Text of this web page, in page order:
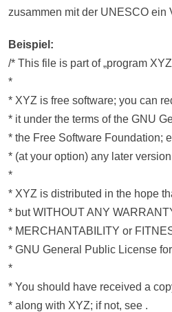
zusammen mit der UNESCO ein
Beispiel:
/* This file is part of „program
*
* XYZ is free software; you can
* it under the terms of the GNU
* the Free Software Foundation;
* (at your option) any later
*
* XYZ is distributed in the hope
* but WITHOUT ANY
* MERCHANTABILITY or
* GNU General Public License
*
* You should have received a
* along with XYZ; if not, see .